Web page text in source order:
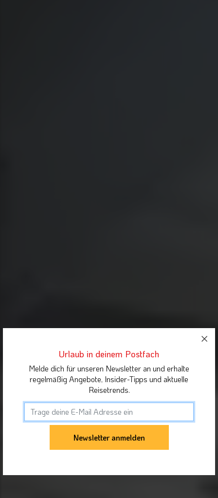
Urlaub in deinem Postfach
Melde dich für unseren Newsletter an und erhalte
regelmäßig Angebote, Insider-Tipps und aktuelle
Reisetrends.